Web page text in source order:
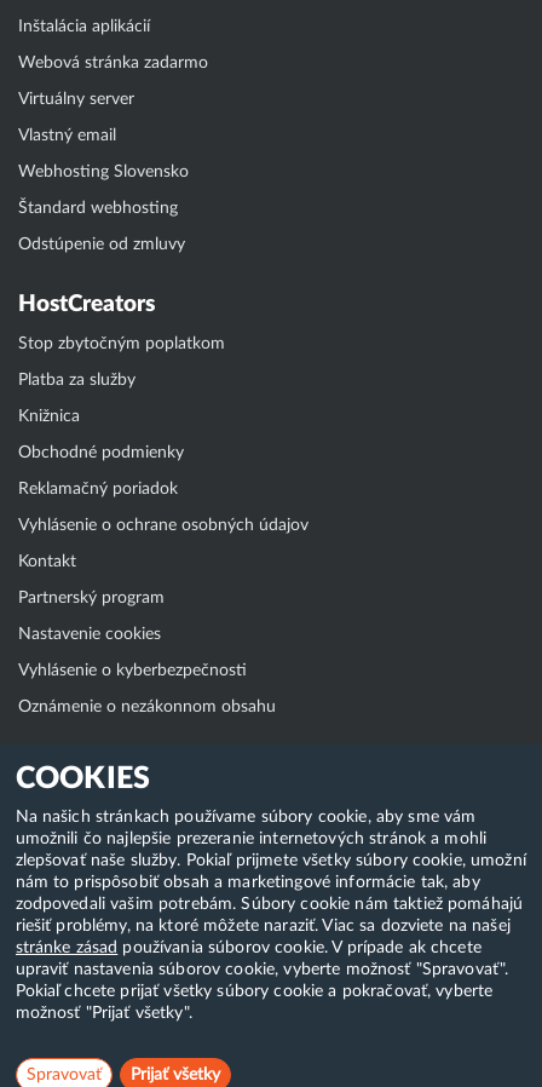
COOKIES
Na našich stránkach používame súbory cookie, aby sme vám
umožnili čo najlepšie prezeranie internetových stránok a mohli
zlepšovať naše služby. Pokiaľ prijmete všetky súbory cookie, umožní
nám to prispôsobiť obsah a marketingové informácie tak, aby
zodpovedali vašim potrebám. Súbory cookie nám taktiež pomáhajú
riešiť problémy, na ktoré môžete naraziť. Viac sa dozviete na našej
stránke zásad používania súborov cookie. V prípade ak chcete
upraviť nastavenia súborov cookie, vyberte možnosť "Spravovať".
Pokiaľ chcete prijať všetky súbory cookie a pokračovať, vyberte
možnosť "Prijať všetky".
Spravovať Prijať všetky
Inštalácia aplikácií
Webová stránka zadarmo
Virtuálny server
Vlastný email
Webhosting Slovensko
Štandard webhosting
Odstúpenie od zmluvy
HostCreators
Stop zbytočným poplatkom
Platba za služby
Knižnica
Obchodné podmienky
Reklamačný poriadok
Vyhlásenie o ochrane osobných údajov
Kontakt
Partnerský program
Nastavenie cookies
Vyhlásenie o kyberbezpečnosti
Oznámenie o nezákonnom obsahu
Klientská zóna
WebAdmin
WebMail
Zmena hesla (E-mail, FTP, SSH)
Webhosting
Domény
Copyright & 2018-2026 HostCreators. Všetky práva vyhradené